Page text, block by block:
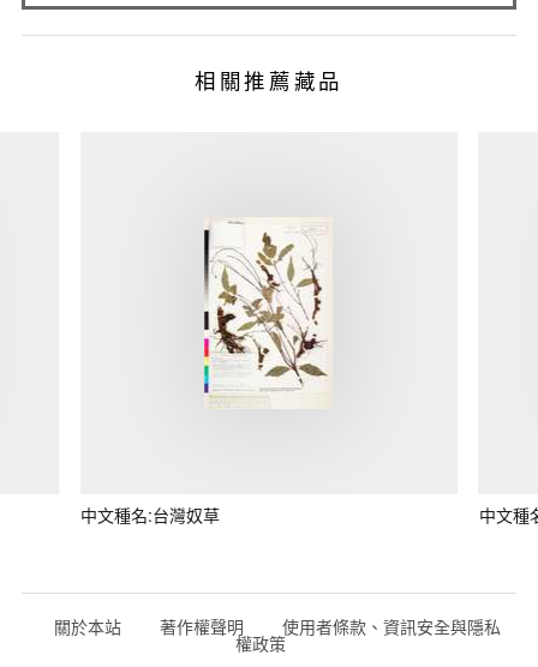
相關推薦藏品
中文種名:台灣奴草 中文種
關於本站 著作權聲明 使用者條款、資訊安全與隱私
權政策